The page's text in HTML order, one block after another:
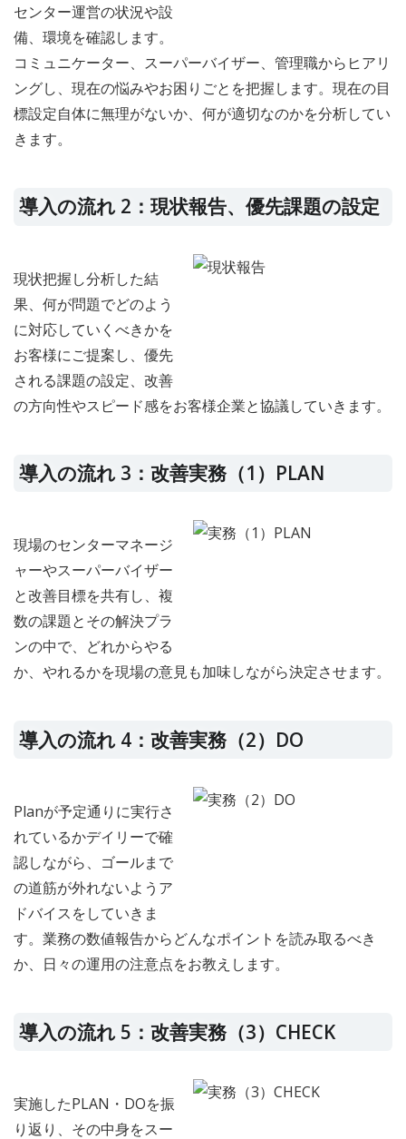
センター運営の状況や設
備、環境を確認します。
コミュニケーター、スーパーバイザー、管理職からヒアリ
ングし、現在の悩みやお困りごとを把握します。現在の目
標設定自体に無理がないか、何が適切なのかを分析してい
きます。
導入の流れ 2：現状報告、優先課題の設定
現状把握し分析した結
果、何が問題でどのよう
に対応していくべきかを
お客様にご提案し、優先
される課題の設定、改善
の方向性やスピード感をお客様企業と協議していきます。
導入の流れ 3：改善実務（1）PLAN
現場のセンターマネージ
ャーやスーパーバイザー
と改善目標を共有し、複
数の課題とその解決プラ
ンの中で、どれからやる
か、やれるかを現場の意見も加味しながら決定させます。
導入の流れ 4：改善実務（2）DO
Planが予定通りに実行さ
れているかデイリーで確
認しながら、ゴールまで
の道筋が外れないようア
ドバイスをしていきま
す。業務の数値報告からどんなポイントを読み取るべき
か、日々の運用の注意点をお教えします。
導入の流れ 5：改善実務（3）CHECK
実施したPLAN・DOを振
り返り、その中身をスー